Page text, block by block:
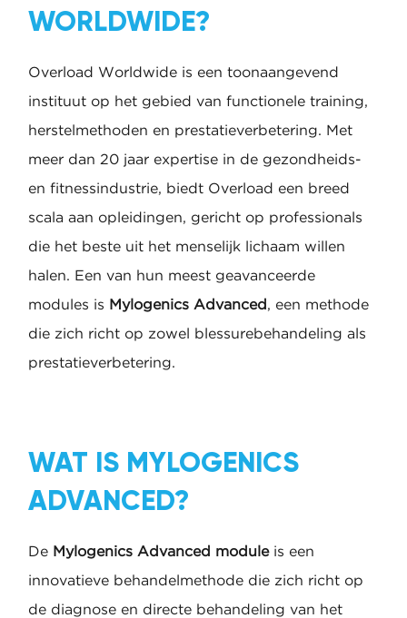
WORLDWIDE?
Overload Worldwide is een toonaangevend
instituut op het gebied van functionele training,
herstelmethoden en prestatieverbetering. Met
meer dan 20 jaar expertise in de gezondheids-
en fitnessindustrie, biedt Overload een breed
scala aan opleidingen, gericht op professionals
die het beste uit het menselijk lichaam willen
halen. Een van hun meest geavanceerde
modules is Mylogenics Advanced , een methode
die zich richt op zowel blessurebehandeling als
prestatieverbetering.
WAT IS MYLOGENICS
ADVANCED?
De Mylogenics Advanced moduleis een
innovatieve behandelmethode die zich richt op
de diagnose en directe behandeling van het